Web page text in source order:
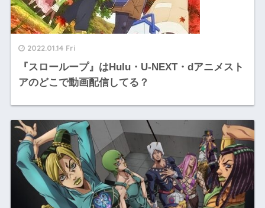
2022.01.14 Fri
『スローループ』はHulu・U-NEXT・dアニメスト
アのどこで動画配信してる？